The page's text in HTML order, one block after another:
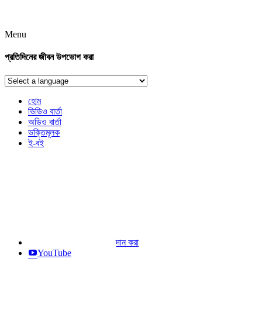
Menu
প্রতিদিনের জীবন উপভোগ করা
হোম
ভিডিও বার্তা
অডিও বার্তা
ভক্তিমূলক
ই-বই
দান করা
YouTube